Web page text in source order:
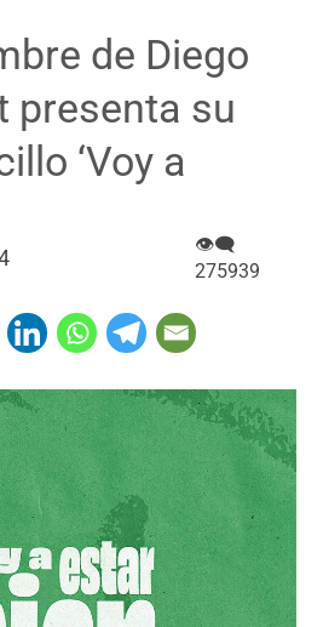
de Diego
presenta su
‘Voy a
👁‍🗨
275939